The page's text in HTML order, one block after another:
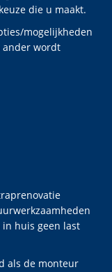
die u maakt.
mogelijkheden
ander wordt
huis geen last
als de monteur